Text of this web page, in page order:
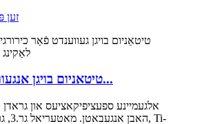
זען
טיטאניום בויגן אנגעווענדעט...
אלגעמיינע ספעציפיקאציעס און גראדן